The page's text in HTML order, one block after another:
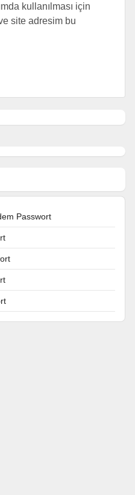
kullanılması için
site adresim bu
Passwort